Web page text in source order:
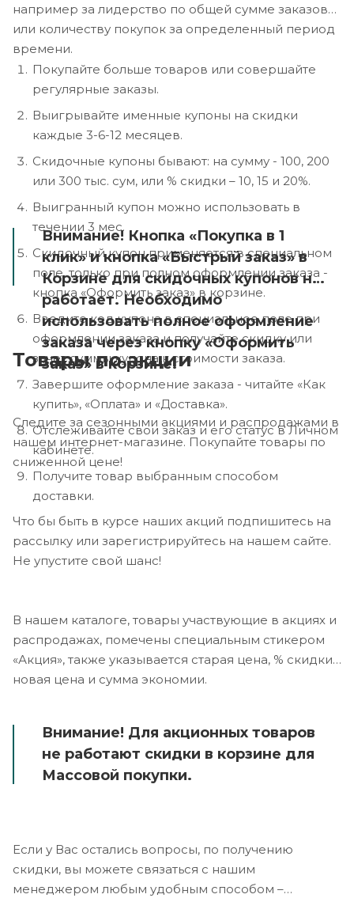
например за лидерство по общей сумме заказов
или количеству покупок за определенный период
времени.
Покупайте больше товаров или совершайте
регулярные заказы.
Выигрывайте именные купоны на скидки
каждые 3-6-12 месяцев.
Скидочные купоны бывают: на сумму - 100, 200
или 300 тыс. сум, или % скидки – 10, 15 и 20%.
Выигранный купон можно использовать в
течении 3 мес.
Скидочный купон применяется в специальном
поле, только при полном оформлении заказа -
кнопка «Оформить заказ» в корзине.
Введите код купона в специальное поле при
оформлении заказа и получайте скидку или
зачет суммы купона к стоимости заказа.
Завершите оформление заказа - читайте «Как
купить», «Оплата» и «Доставка».
Отслеживайте свои заказ и его статус в Личном
кабинете.
Получите товар выбранным способом
доставки.
Внимание! Кнопка «Покупка в 1
клик» и кнопка «Быстрый заказ» в
Корзине для скидочных купонов не
работает. Необходимо
использовать полное оформление
заказа через кнопку «Оформить
заказ» в корзине.
Товары по акции
Следите за сезонными акциями и распродажами в
нашем интернет-магазине. Покупайте товары по
сниженной цене!
Что бы быть в курсе наших акций подпишитесь на
рассылку или зарегистрируйтесь на нашем сайте.
Не упустите свой шанс!
В нашем каталоге, товары участвующие в акциях и
распродажах, помечены специальным стикером
«Акция», также указывается старая цена, % скидки,
новая цена и сумма экономии.
Внимание! Для акционных товаров
не работают скидки в корзине для
Массовой покупки.
Если у Вас остались вопросы, по получению
скидки, вы можете связаться с нашим
менеджером любым удобным способом –